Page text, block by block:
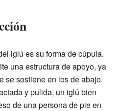
iglú es su forma de cúpula.
una estructura de apoyo, ya
se sostiene en los de abajo.
y pulida, un iglú bien
de una persona de pie en